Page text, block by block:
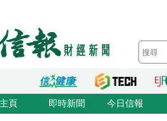
主頁 即時新聞 今日信報